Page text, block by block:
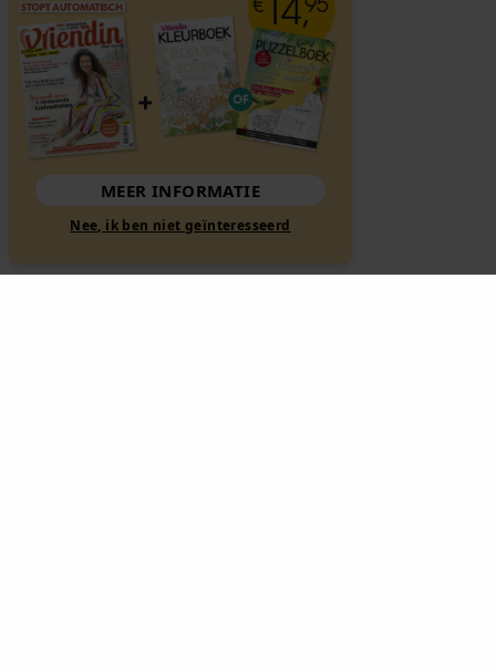
MEER INFORMATIE
Nee, ik ben niet geïnteresseerd